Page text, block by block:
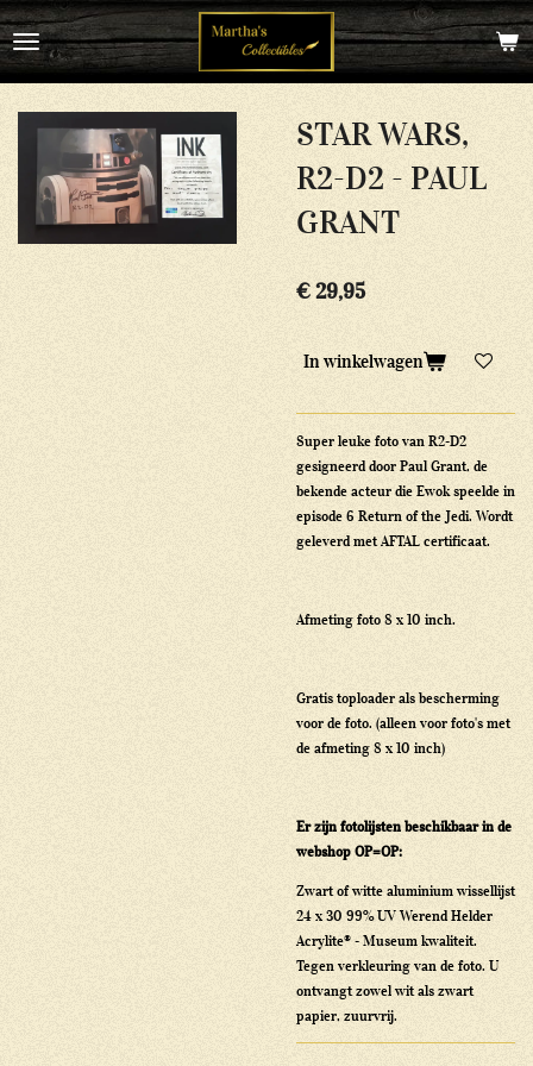
Ga
direct
naar
STAR WARS,
R2-D2 - PAUL
GRANT
€ 29,95
In winkelwagen
Super leuke foto van R2-D2
gesigneerd door Paul Grant, de
bekende acteur die Ewok speelde in
episode 6 Return of the Jedi. Wordt
geleverd met AFTAL certificaat.
Afmeting foto 8 x 10 inch.
Gratis toploader als bescherming
voor de foto. (alleen voor foto's met
de afmeting 8 x 10 inch)
Er zijn fotolijsten beschikbaar in de
webshop OP=OP:
Zwart of witte aluminium wissellijst
24 x 30 99% UV Werend Helder
Acrylite® - Museum kwaliteit.
Tegen verkleuring van de foto. U
ontvangt zowel wit als zwart
papier, zuurvrij.